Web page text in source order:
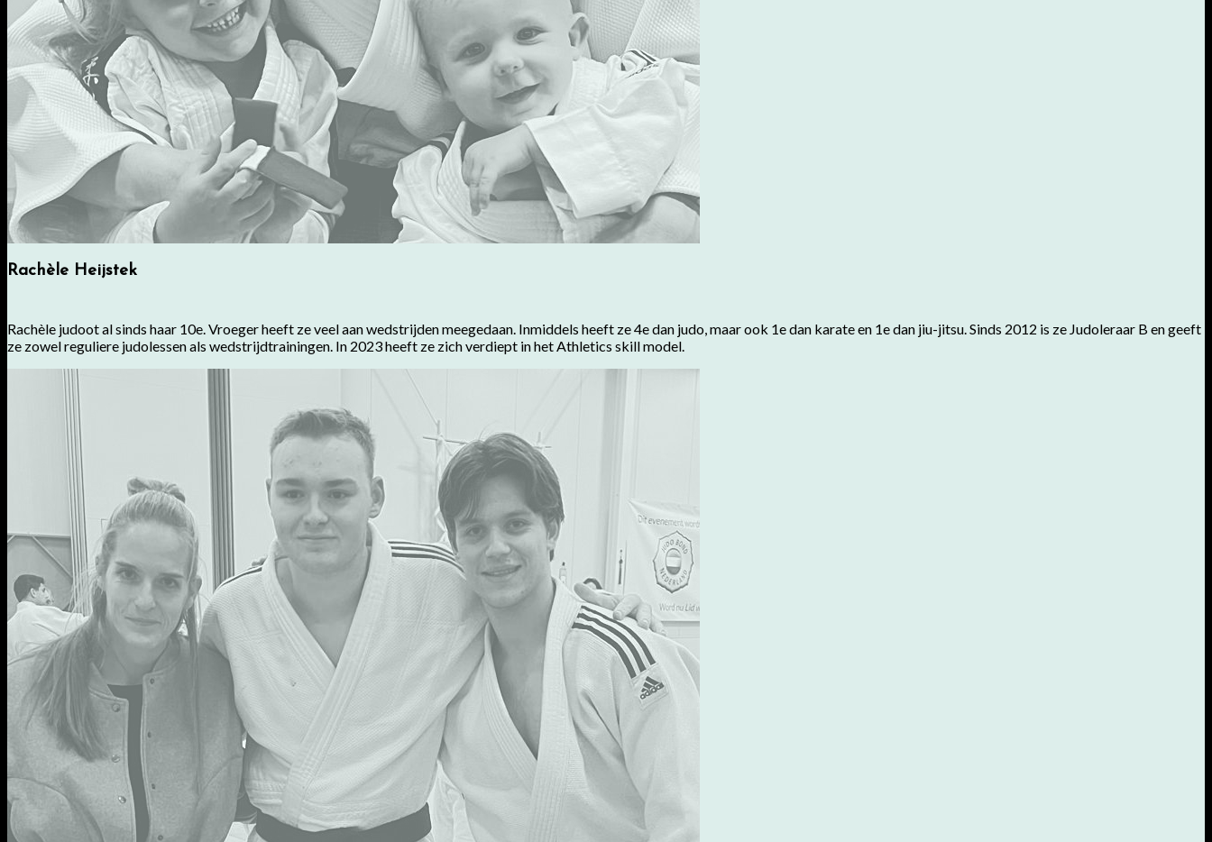
Rachèle Heijstek
Rachèle judoot al sinds haar 10e. Vroeger heeft ze veel aan wedstrijden meegedaan. Inmiddels heeft ze 4e dan judo, maar ook 1e dan karate en 1e dan jiu-jitsu. Sinds 2012 is ze Judoleraar B en geeft
ze zowel reguliere judolessen als wedstrijdtrainingen. In 2023 heeft ze zich verdiept in het Athletics skill model.